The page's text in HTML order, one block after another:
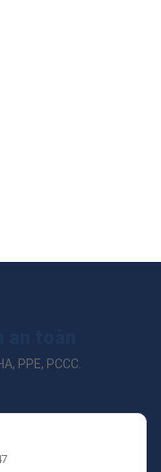
PPE, PCCC.